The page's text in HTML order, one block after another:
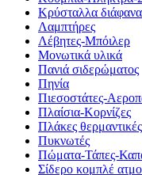
Κρύσταλλα διάφανα
Λαμπτήρες
Λέβητες-Μπόιλερ
Μονωτικά υλικά
Πανιά σιδερώματος
Πηνία
Πιεσοστάτες-
Πλαίσια-Κορνίζες
Πλάκες θερμαντικές
Πυκνωτές
Πώματα-Τάπες-
Σίδερο κομπλέ